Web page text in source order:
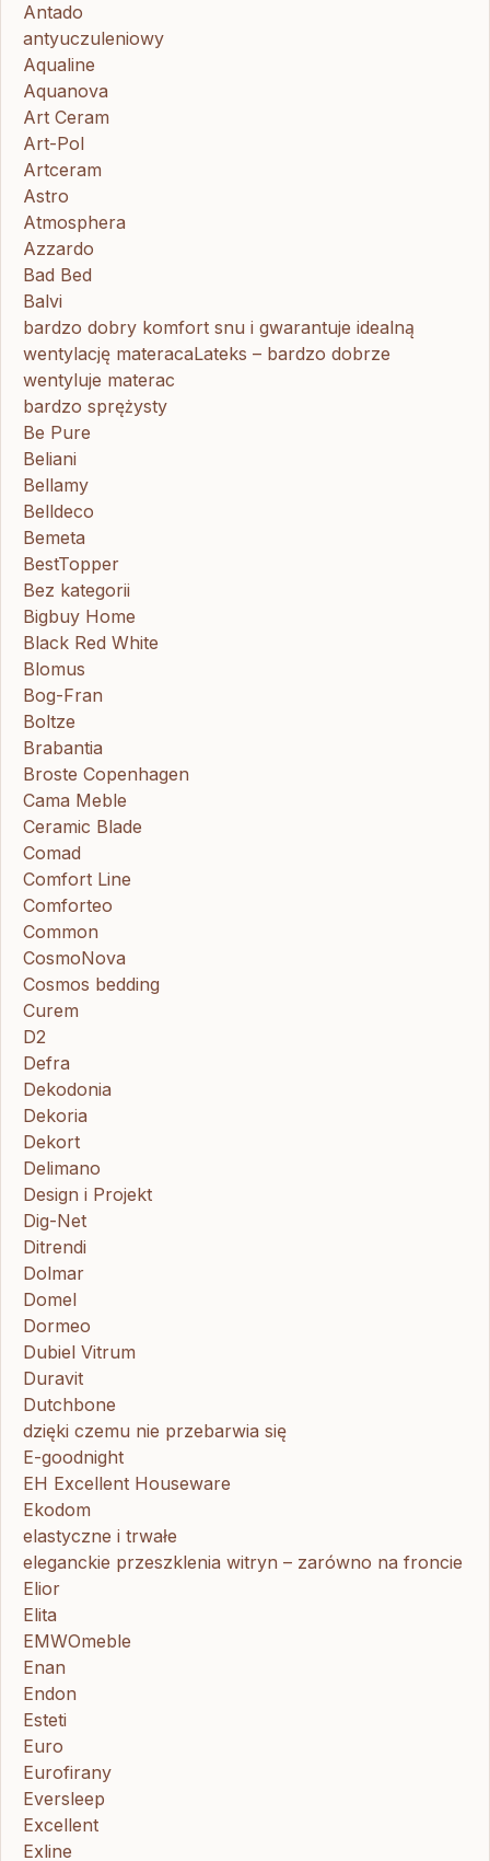
Antado
antyuczuleniowy
Aqualine
Aquanova
Art Ceram
Art-Pol
Artceram
Astro
Atmosphera
Azzardo
Bad Bed
Balvi
bardzo dobry komfort snu i gwarantuje idealną
wentylację materacaLateks – bardzo dobrze
wentyluje materac
bardzo sprężysty
Be Pure
Beliani
Bellamy
Belldeco
Bemeta
BestTopper
Bez kategorii
Bigbuy Home
Black Red White
Blomus
Bog-Fran
Boltze
Brabantia
Broste Copenhagen
Cama Meble
Ceramic Blade
Comad
Comfort Line
Comforteo
Common
CosmoNova
Cosmos bedding
Curem
D2
Defra
Dekodonia
Dekoria
Dekort
Delimano
Design i Projekt
Dig-Net
Ditrendi
Dolmar
Domel
Dormeo
Dubiel Vitrum
Duravit
Dutchbone
dzięki czemu nie przebarwia się
E-goodnight
EH Excellent Houseware
Ekodom
elastyczne i trwałe
eleganckie przeszklenia witryn – zarówno na froncie
Elior
Elita
EMWOmeble
Enan
Endon
Esteti
Euro
Eurofirany
Eversleep
Excellent
Exline